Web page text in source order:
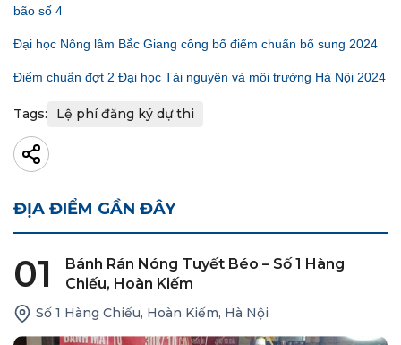
bão số 4
Đại học Nông lâm Bắc Giang công bố điểm chuẩn bổ sung 2024
Điểm chuẩn đợt 2 Đại học Tài nguyên và môi trường Hà Nội 2024
Tags: Lệ phí đăng ký dự thi
ĐỊA ĐIỂM GẦN ĐÂY
01
Bánh Rán Nóng Tuyết Béo – Số 1 Hàng
Chiếu, Hoàn Kiếm
Số 1 Hàng Chiếu, Hoàn Kiếm, Hà Nội